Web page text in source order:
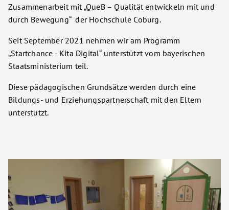
Zusammenarbeit mit „QueB – Qualität entwickeln mit und
durch Bewegung“ der Hochschule Coburg.
Seit September 2021 nehmen wir am Programm
„Startchance - Kita Digital“ unterstützt vom bayerischen
Staatsministerium teil.
Diese pädagogischen Grundsätze werden durch eine
Bildungs- und Erziehungspartnerschaft mit den Eltern
unterstützt.